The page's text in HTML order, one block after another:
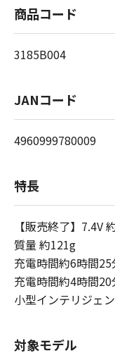
商品コード
3185B004
JANコード
4960999780009
特長
【販売終了】7.4V
質量 約121g
充電時間約6時間25
充電時間約4時間20
小型インテリジェ
対象モデル